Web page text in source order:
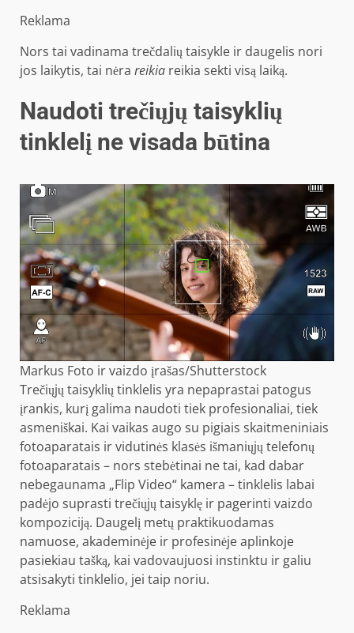
Reklama
Nors tai vadinama trečdalių taisykle ir daugelis nori
jos laikytis, tai nėra reikia reikia sekti visą laiką.
Naudoti trečiųjų taisyklių
tinklelį ne visada būtina
Markus Foto ir vaizdo įrašas/Shutterstock
Trečiųjų taisyklių tinklelis yra nepaprastai patogus
įrankis, kurį galima naudoti tiek profesionaliai, tiek
asmeniškai. Kai vaikas augo su pigiais skaitmeniniais
fotoaparatais ir vidutinės klasės išmaniųjų telefonų
fotoaparatais – nors stebėtinai ne tai, kad dabar
nebegaunama „Flip Video“ kamera – tinklelis labai
padėjo suprasti trečiųjų taisyklę ir pagerinti vaizdo
kompoziciją. Daugelį metų praktikuodamas
namuose, akademinėje ir profesinėje aplinkoje
pasiekiau tašką, kai vadovaujuosi instinktu ir galiu
atsisakyti tinklelio, jei taip noriu.
Reklama